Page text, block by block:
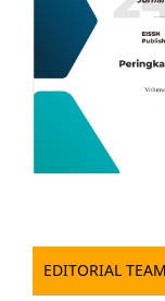
EDITORIAL TEAM